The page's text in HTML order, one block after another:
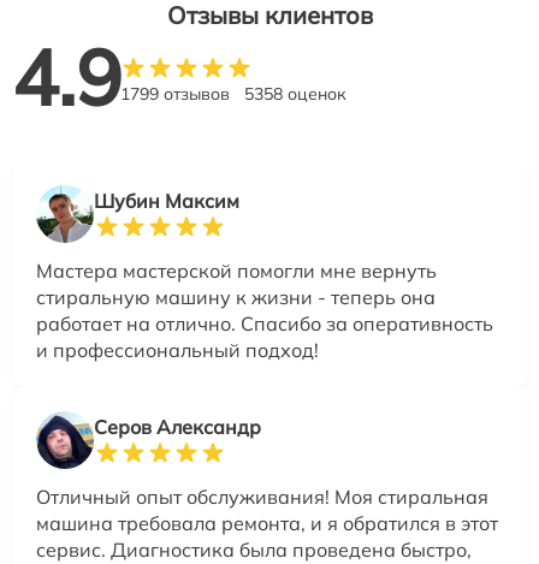
Отзывы клиентов
4.91799 отзывов 5358 оценок
Шубин Максим
Мастера мастерской помогли мне вернуть
стиральную машину к жизни - теперь она
работает на отлично. Спасибо за оперативность
и профессиональный подход!
Серов Александр
Отличный опыт обслуживания! Моя стиральная
машина требовала ремонта, и я обратился в этот
сервис. Диагностика была проведена быстро,